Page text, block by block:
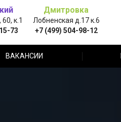
к.1
73
Дмитровка
Лобненская д.17 к.6
+7 (499) 504-98-12
ВАКАНСИИ